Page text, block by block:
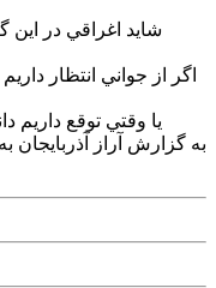
شايد اغراقي در
اگر از جواني انتظار
يا وقتي توقع
به گزارش آراز